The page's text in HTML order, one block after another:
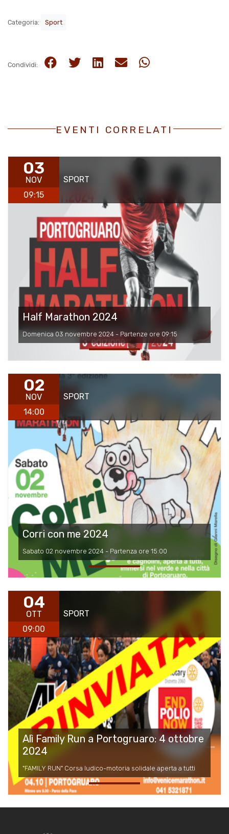
Categoria: Sport
Condividi:
EVENTI CORRELATI
03
NOV
09:15
SPORT
Half Marathon 2024
Domenica 03 novembre 2024 - Partenze ore 09:15
02
NOV
14:00
SPORT
Corri con me 2024
Sabato 02 novembre 2024 - Partenza ore 15:00
04
OTT
09:00
SPORT
Alì Family Run a Portogruaro: 4 ottobre
2024
"FAMILY RUN" Corsa ludico-motoria solidale aperta a tutti